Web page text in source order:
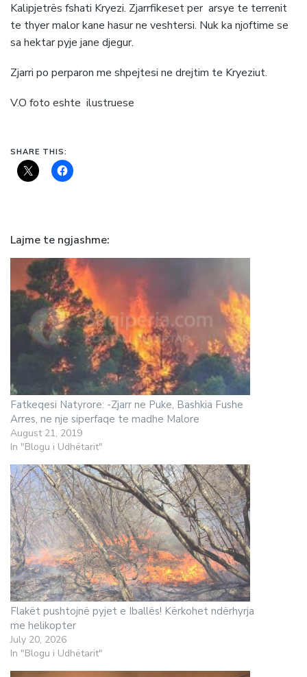
Kalipjetrës fshati Kryezi. Zjarrfikeset per arsye te terrenit
te thyer malor kane hasur ne veshtersi. Nuk ka njoftime se
sa hektar pyje jane djegur.
Zjarri po perparon me shpejtesi ne drejtim te Kryeziut.
V.O foto eshte ilustruese
SHARE THIS:
Lajme te ngjashme
Fatkeqesi Natyrore: -Zjarr ne Puke, Bashkia Fushe
Arres, ne nje siperfaqe te madhe Malore
August 21, 2019
In "Blogu i Udhëtarit"
Flakët pushtojnë pyjet e Iballës! Kërkohet ndërhyrja
me helikopter
July 20, 2026
In "Blogu i Udhëtarit"